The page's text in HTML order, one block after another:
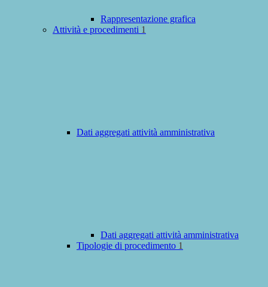
Rappresentazione grafica
Attività e procedimenti 1
Dati aggregati attività amministrativa
Dati aggregati attività amministrativa
Tipologie di procedimento 1